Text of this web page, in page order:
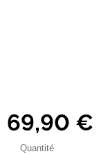
69,90 €
Quantité